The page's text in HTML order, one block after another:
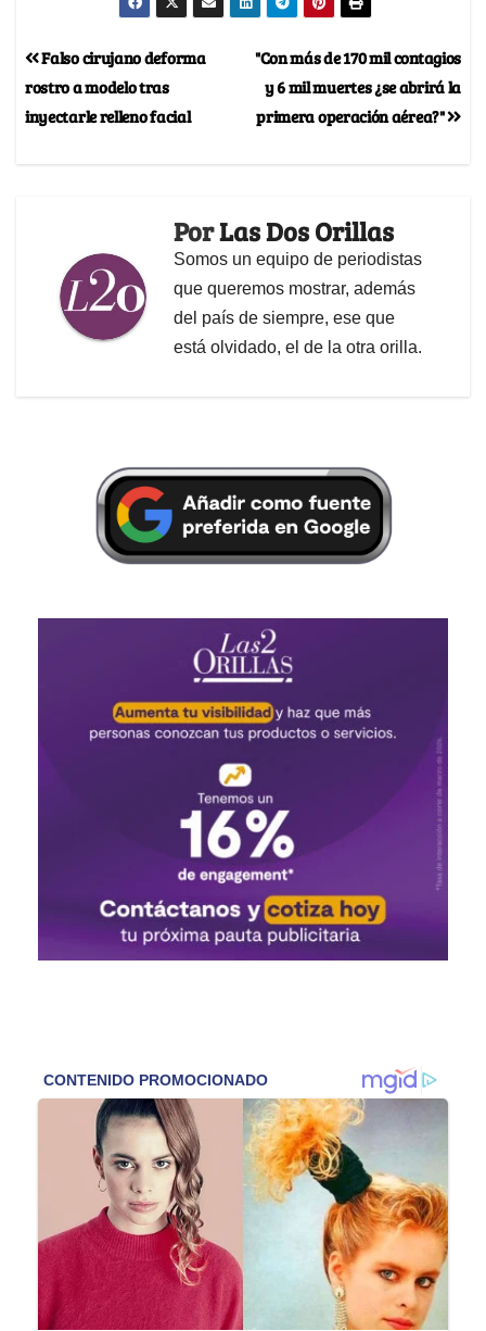
"Con más de 170 mil contagios
y 6 mil muertes ¿se abrirá la
primera operación aérea?"
Falso cirujano deforma
rostro a modelo tras
inyectarle relleno facial
PorLas Dos Orillas
Somos un equipo de periodistas
que queremos mostrar, además
del país de siempre, ese que
está olvidado, el de la otra orilla.